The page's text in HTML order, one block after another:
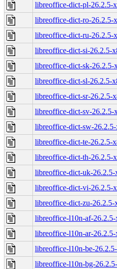
libreoffice-dict-pl-26.2.5-
libreoffice-dict-ro-26.2.5-
libreoffice-dict-ru-26.2.5-
libreoffice-dict-si-26.2.5-
libreoffice-dict-sk-26.2.5-
libreoffice-dict-sl-26.2.5-
libreoffice-dict-sr-26.2.5-
libreoffice-dict-sv-26.2.5-
libreoffice-dict-sw-
libreoffice-dict-te-26.2.5-
libreoffice-dict-th-26.2.5-
libreoffice-dict-uk-
libreoffice-dict-vi-26.2.5-
libreoffice-dict-zu-26.2.5-
libreoffice-l10n-af-
libreoffice-l10n-ar-
libreoffice-l10n-be-
libreoffice-l10n-bg-